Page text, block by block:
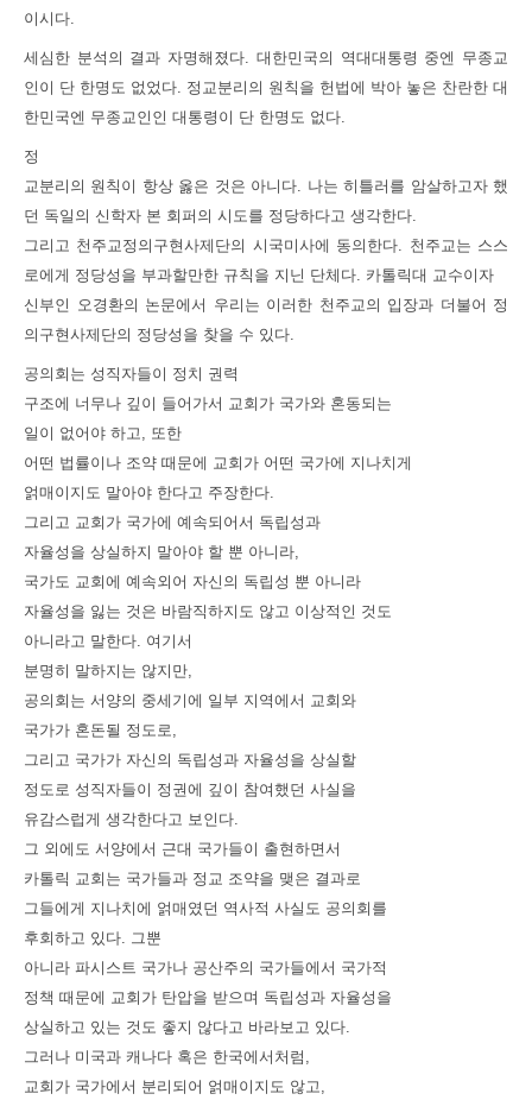
이시다.
세심한 분석의 결과 자명해졌다. 대한민국의 역대대통령 중엔 무종교
인이 단 한명도 없었다. 정교분리의 원칙을 헌법에 박아 놓은 찬란한 대
한민국엔 무종교인인 대통령이 단 한명도 없다.
정
교분리의 원칙이 항상 옳은 것은 아니다. 나는 히틀러를 암살하고자 했
던 독일의 신학자 본 회퍼의 시도를 정당하다고 생각한다.
그리고 천주교정의구현사제단의 시국미사에 동의한다. 천주교는 스스
로에게 정당성을 부과할만한 규칙을 지닌 단체다. 카톨릭대 교수이자
신부인 오경환의 논문에서 우리는 이러한 천주교의 입장과 더불어 정
의구현사제단의 정당성을 찾을 수 있다.
공의회는 성직자들이 정치 권력
구조에 너무나 깊이 들어가서 교회가 국가와 혼동되는
일이 없어야 하고, 또한
어떤 법률이나 조약 때문에 교회가 어떤 국가에 지나치게
얽매이지도 말아야 한다고 주장한다.
그리고 교회가 국가에 예속되어서 독립성과
자율성을 상실하지 말아야 할 뿐 아니라,
국가도 교회에 예속외어 자신의 독립성 뿐 아니라
자율성을 잃는 것은 바람직하지도 않고 이상적인 것도
아니라고 말한다. 여기서
분명히 말하지는 않지만,
공의회는 서양의 중세기에 일부 지역에서 교회와
국가가 혼돈될 정도로,
그리고 국가가 자신의 독립성과 자율성을 상실할
정도로 성직자들이 정권에 깊이 참여했던 사실을
유감스럽게 생각한다고 보인다.
그 외에도 서양에서 근대 국가들이 출현하면서
카톨릭 교회는 국가들과 정교 조약을 맺은 결과로
그들에게 지나치에 얽매였던 역사적 사실도 공의회를
후회하고 있다. 그뿐
아니라 파시스트 국가나 공산주의 국가들에서 국가적
정책 때문에 교회가 탄압을 받으며 독립성과 자율성을
상실하고 있는 것도 좋지 않다고 바라보고 있다.
그러나 미국과 캐나다 혹은 한국에서처럼 ,
교회가 국가에서 분리되어 얽매이지도 않고,